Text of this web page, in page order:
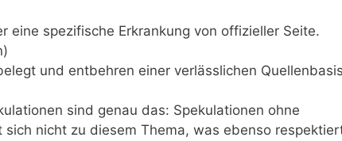
eine spezifische Erkrankung von offizieller Seite.
und entbehren einer verlässlichen
sind genau das: Spekulationen ohne
nicht zu diesem Thema, was ebenso